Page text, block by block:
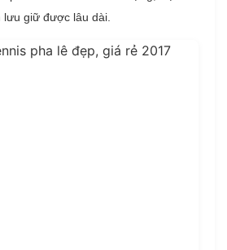
giữ được lâu dài.